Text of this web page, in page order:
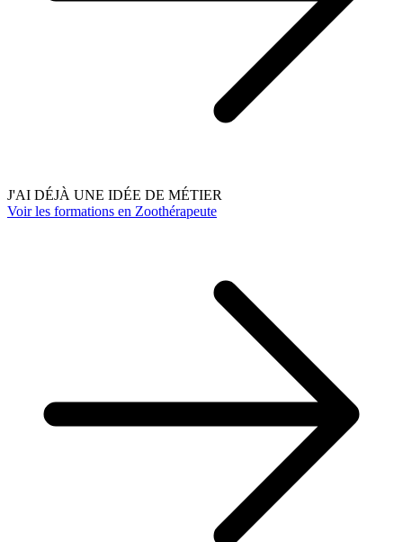
J'AI DÉJÀ UNE IDÉE DE MÉTIER
Voir les formations en Zoothérapeute